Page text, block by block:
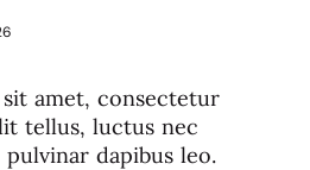
amet, consectetur
tellus, luctus nec
dapibus leo.